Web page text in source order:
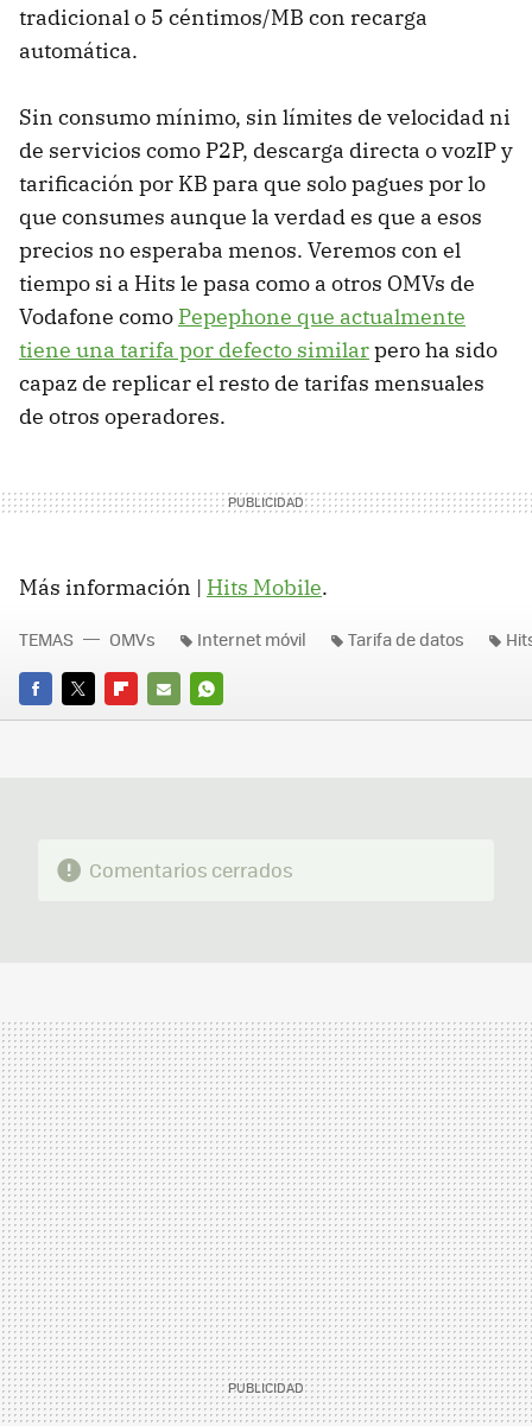
tradicional o 5 céntimos/MB con recarga
automática.
Sin consumo mínimo, sin límites de velocidad ni
de servicios como P2P, descarga directa o vozIP y
tarificación por KB para que solo pagues por lo
que consumes aunque la verdad es que a esos
precios no esperaba menos. Veremos con el
tiempo si a Hits le pasa como a otros OMVs de
Vodafone como Pepephone que actualmente
tiene una tarifa por defecto similarpero ha sido
capaz de replicar el resto de tarifas mensuales
de otros operadores.
Más información | Hits Mobile.
FACEBOOK
TWITTERFLIPBOARD
E-
WHATSAPP
TEMAS OMVs Internet móvil Tarifa de datos
Comentarios cerrados